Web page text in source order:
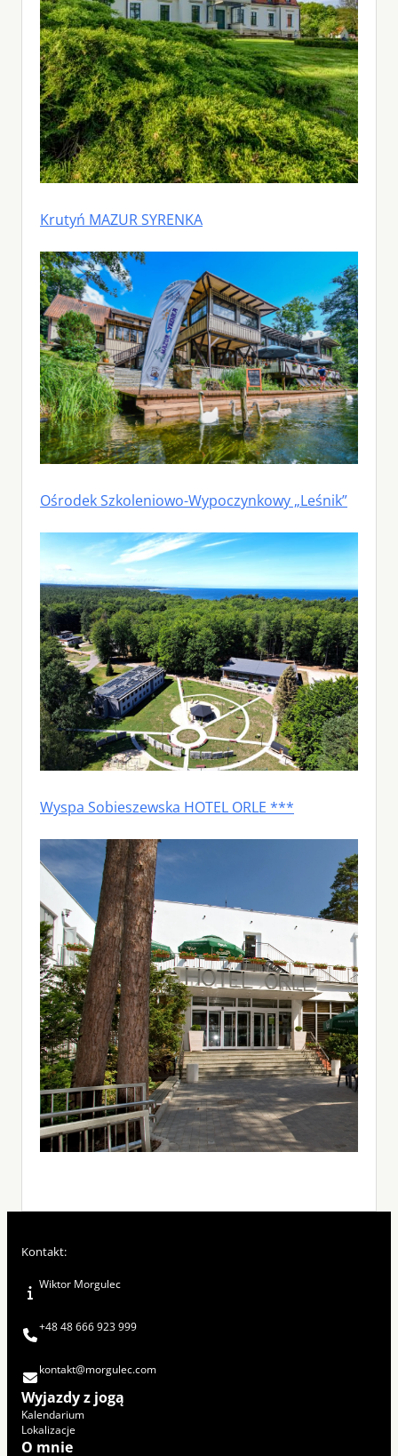
Krutyń MAZUR SYRENKA
Ośrodek Szkoleniowo-Wypoczynkowy „Leśnik”
Wyspa Sobieszewska HOTEL ORLE ***
Kontakt:
Wiktor Morgulec
+48 48 666 923 999
kontakt@morgulec.com
Wyjazdy z jogą
Kalendarium
Lokalizacje
O mnie